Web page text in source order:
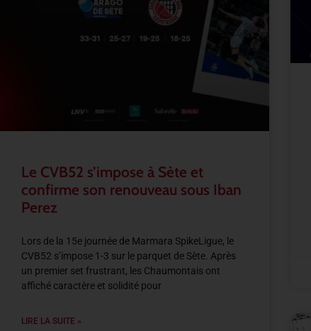
Le CVB52 s’impose à Sète et
confirme son renouveau sous Iban
Perez
Lors de la 15e journée de Marmara SpikeLigue, le
CVB52 s’impose 1-3 sur le parquet de Sète. Après
un premier set frustrant, les Chaumontais ont
affiché caractère et solidité pour
LIRE LA SUITE »